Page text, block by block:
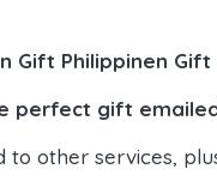
Gift Philippinen
perfect gift
to other services,